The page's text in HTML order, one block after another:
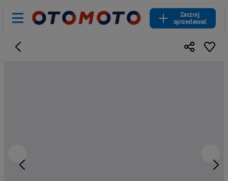
Zacznij
sprzedawać